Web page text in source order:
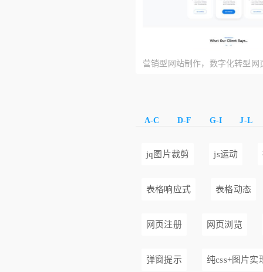
营销型网站制作，数字化转型网
A-C D-F G-I J-L
jq图片裁剪 js运动
表格响应式 表格动态
网页注册 网页浏览
弹窗提示 纯css+图片实